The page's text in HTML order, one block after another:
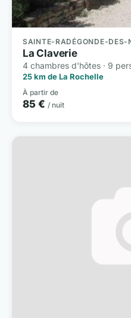
SAINTE-RADÉGONDE-
La Claverie
4 chambres d'hôtes · 9
25 km de La Rochelle
À partir de
85 € / nuit